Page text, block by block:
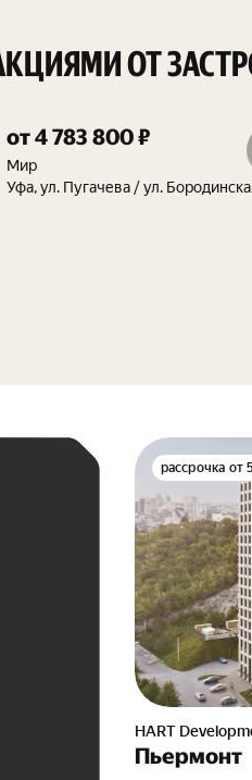
ОТ
трейд-ин
от 4 783 800 ₽
Мир
Уфа, ул. Пугачева / ул.
рассрочка от
HART
Пьермонт